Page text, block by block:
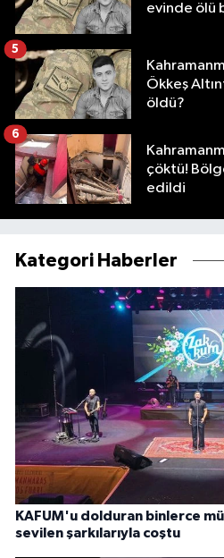
evinde ölü
Ökkeş
öldü?
5
çöktü!
edildi
6
Kategori Haberler
KAFUM'u dolduran binlerce
sevilen şarkılarıyla coştu